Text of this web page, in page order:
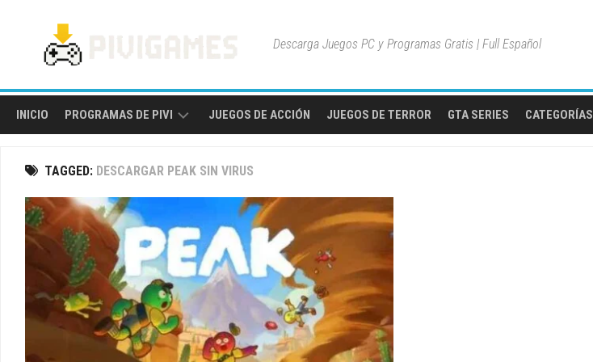
Descarga Juegos PC y Programas Gratis | Full Español
INICIO PROGRAMAS DE PIVI
Y
JUEGOS DE ACCIÓN JUEGOS DE TERROR GTA SERIES CATEGORÍAS
TAGGED: DESCARGAR PEAK SIN VIRUS